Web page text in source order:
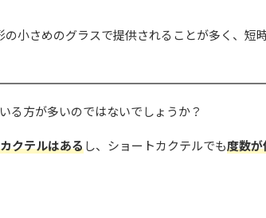
小さめのグラスで提供されることが多く、短
る方が多いのではないでしょうか？
クテルはあるし、ショートカクテルでも度数が